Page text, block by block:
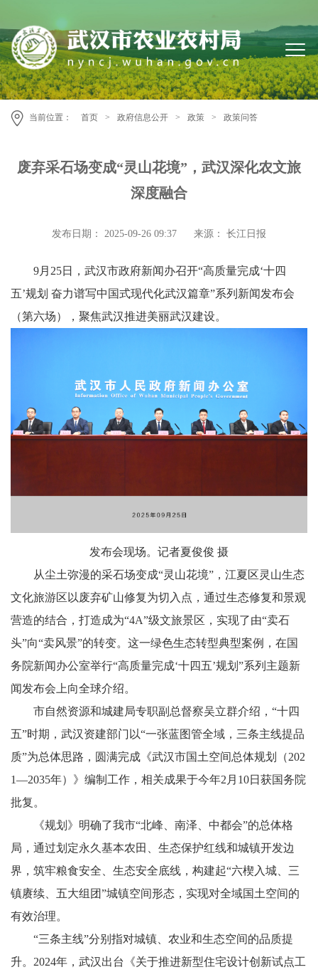
当前位置： 首页 > 政府信息公开 > 政策 > 政策问答
废弃采石场变成“灵山花境”，武汉深化农文旅
深度融合
发布日期： 2025-09-26 09:37 来源： 长江日报
9月25日，武汉市政府新闻办召开“高质量完成‘十四
五’规划 奋力谱写中国式现代化武汉篇章”系列新闻发布会
（第六场），聚焦武汉推进美丽武汉建设。
发布会现场。记者夏俊俊 摄
从尘土弥漫的采石场变成“灵山花境”，江夏区灵山生态
文化旅游区以废弃矿山修复为切入点，通过生态修复和景观
营造的结合，打造成为“4A”级文旅景区，实现了由“卖石
头”向“卖风景”的转变。这一绿色生态转型典型案例，在国
务院新闻办公室举行“高质量完成‘十四五’规划”系列主题新
闻发布会上向全球介绍。
市自然资源和城建局专职副总督察吴立群介绍，“十四
五”时期，武汉资建部门以“一张蓝图管全域，三条主线提品
质”为总体思路，圆满完成《武汉市国土空间总体规划（202
1—2035年）》编制工作，相关成果于今年2月10日获国务院
批复。
《规划》明确了我市“北峰、南泽、中都会”的总体格
局，通过划定永久基本农田、生态保护红线和城镇开发边
界，筑牢粮食安全、生态安全底线，构建起“六楔入城、三
镇赓续、五大组团”城镇空间形态，实现对全域国土空间的
有效治理。
“三条主线”分别指对城镇、农业和生态空间的品质提
升。2024年，武汉出台《关于推进新型住宅设计创新试点工